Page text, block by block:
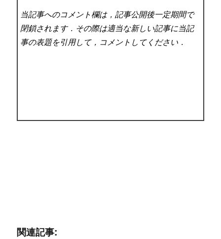
当記事へのコメント欄は，記事公開後一定期間で
閉鎖されます．その際は適当な新しい記事に当記
事の表題を引用して，コメントしてください．
関連記事: